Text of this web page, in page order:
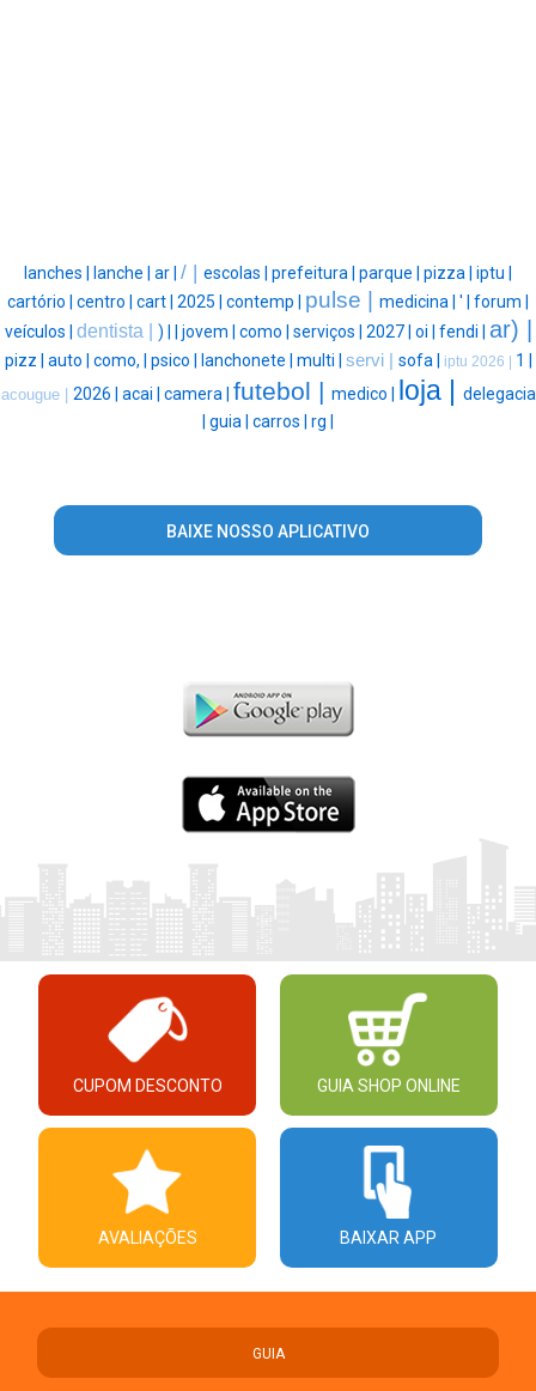
lanches | lanche | ar | / | escolas | prefeitura | parque | pizza | iptu |
cartório | centro | cart | 2025 | contemp | pulse | medicina | ' | forum |
veículos | dentista | ) | jovem | como | serviços | 2027 | oi | fendi | ar) |
pizz | auto | como, | psico | lanchonete | multi | servi | sofa | iptu 2026 | 1 |
acougue | 2026 | acai | camera | futebol | medico | loja |
delegacia
guia | carros | rg |
BAIXE NOSSO APLICATIVO
CUPOM DESCONTO GUIA SHOP ONLINE
AVALIAÇÕES BAIXAR APP
GUIA